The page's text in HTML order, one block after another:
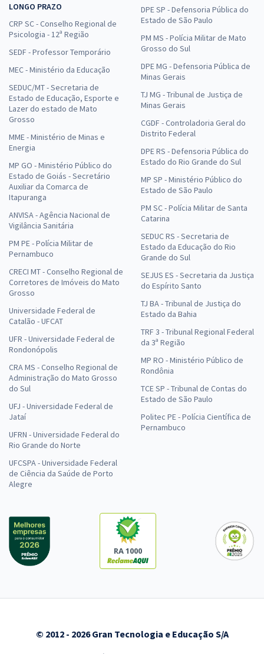
LONGO PRAZO
CRP SC - Conselho Regional de
Psicologia - 12ª Região
SEDF - Professor Temporário
MEC - Ministério da Educação
SEDUC/MT - Secretaria de
Estado de Educação, Esporte e
Lazer do estado de Mato
Grosso
MME - Ministério de Minas e
Energia
MP GO - Ministério Público do
Estado de Goiás - Secretário
Auxiliar da Comarca de
Itapuranga
ANVISA - Agência Nacional de
Vigilância Sanitária
PM PE - Polícia Militar de
Pernambuco
CRECI MT - Conselho Regional de
Corretores de Imóveis do Mato
Grosso
Universidade Federal de
Catalão - UFCAT
UFR - Universidade Federal de
Rondonópolis
CRA MS - Conselho Regional de
Administração do Mato Grosso
do Sul
UFJ - Universidade Federal de
Jataí
UFRN - Universidade Federal do
Rio Grande do Norte
UFCSPA - Universidade Federal
de Ciência da Saúde de Porto
Alegre
DPE SP - Defensoria Pública do
Estado de São Paulo
PM MS - Polícia Militar de Mato
Grosso do Sul
DPE MG - Defensoria Pública de
Minas Gerais
TJ MG - Tribunal de Justiça de
Minas Gerais
CGDF - Controladoria Geral do
Distrito Federal
DPE RS - Defensoria Pública do
Estado do Rio Grande do Sul
MP SP - Ministério Público do
Estado de São Paulo
PM SC - Polícia Militar de Santa
Catarina
SEDUC RS - Secretaria de
Estado da Educação do Rio
Grande do Sul
SEJUS ES - Secretaria da Justiça
do Espírito Santo
TJ BA - Tribunal de Justiça do
Estado da Bahia
TRF 3 - Tribunal Regional Federal
da 3ª Região
MP RO - Ministério Público de
Rondônia
TCE SP - Tribunal de Contas do
Estado de São Paulo
Politec PE - Polícia Científica de
Pernambuco
RA 1000
© 2012 - 2026 Gran Tecnologia e Educação S/A